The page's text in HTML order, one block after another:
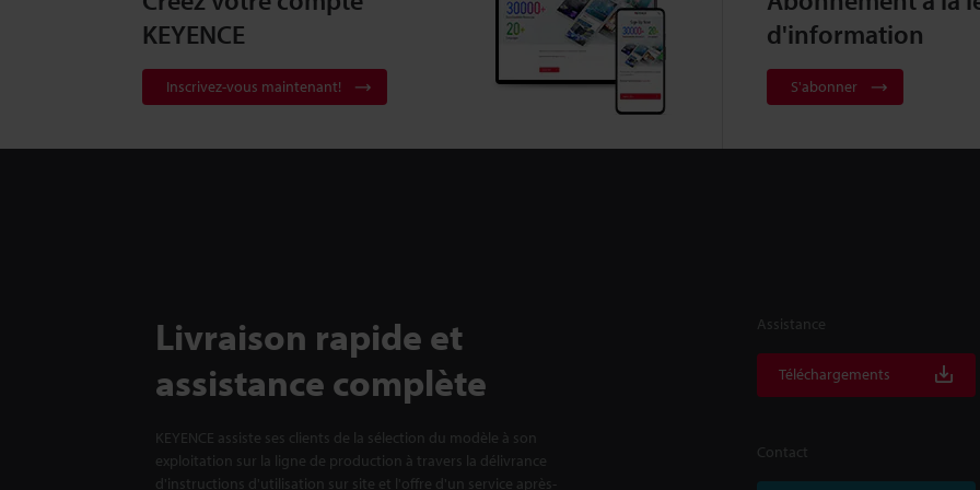
KEYENCE
Inscrivez-vous maintenant!
d'information
S'abonner
Livraison rapide et
assistance complète
KEYENCE assiste ses clients de la sélection du modèle à son
exploitation sur la ligne de production à travers la délivrance
d'instructions d'utilisation sur site et l'offre d'un service après-
Assistance
Téléchargements
Contact